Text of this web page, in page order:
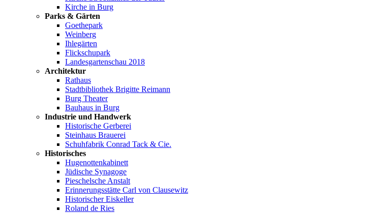
Kirche in Burg
Parks & Gärten
Goethepark
Weinberg
Ihlegärten
Flickschupark
Landesgartenschau 2018
Architektur
Rathaus
Stadtbibliothek Brigitte Reimann
Burg Theater
Bauhaus in Burg
Industrie und Handwerk
Historische Gerberei
Steinhaus Brauerei
Schuhfabrik Conrad Tack & Cie.
Historisches
Hugenottenkabinett
Jüdische Synagoge
Pieschelsche Anstalt
Erinnerungsstätte Carl von Clausewitz
Historischer Eiskeller
Roland de Ries